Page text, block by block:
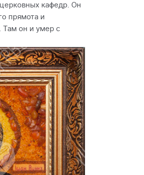
кафедр. Он
прямота и
Там он и умер с